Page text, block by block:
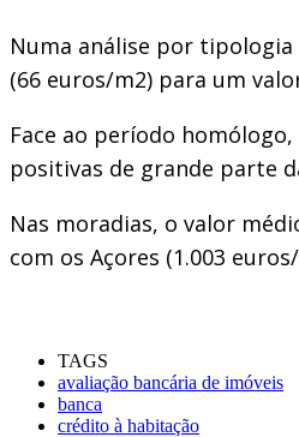
Numa análise por
(66 euros/m2) para um
Face ao período
positivas de grande parte
Nas moradias, o valor
com os Açores (1.003
TAGS
avaliação bancária de imóveis
banca
crédito à habitação